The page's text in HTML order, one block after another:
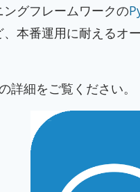
グフレームワークの
本番運用に耐えるオ
詳細をご覧ください。